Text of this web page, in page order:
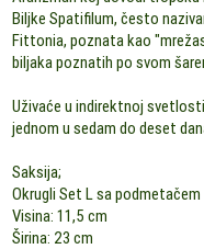
Biljke Spatifilum, često
Fittonia, poznata kao
biljaka poznatih po svom
Uživaće u indirektnoj
jednom u sedam do deset
Saksija;
Okrugli Set L sa podmetačem
Visina: 11,5 cm
Širina: 23 cm